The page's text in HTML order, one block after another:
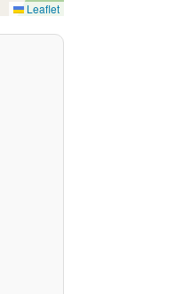
Leaflet